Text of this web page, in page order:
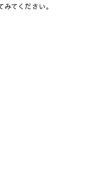
てください。